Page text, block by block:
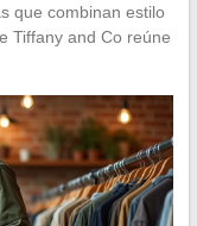
que combinan estilo
Tiffany and Co reúne